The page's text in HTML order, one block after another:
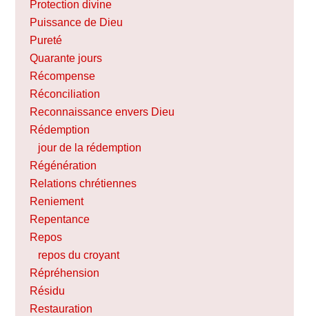
Protection divine
Puissance de Dieu
Pureté
Quarante jours
Récompense
Réconciliation
Reconnaissance envers Dieu
Rédemption
jour de la rédemption
Régénération
Relations chrétiennes
Reniement
Repentance
Repos
repos du croyant
Répréhension
Résidu
Restauration